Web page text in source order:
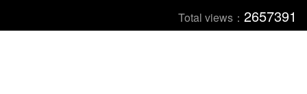
Total views： 2657391